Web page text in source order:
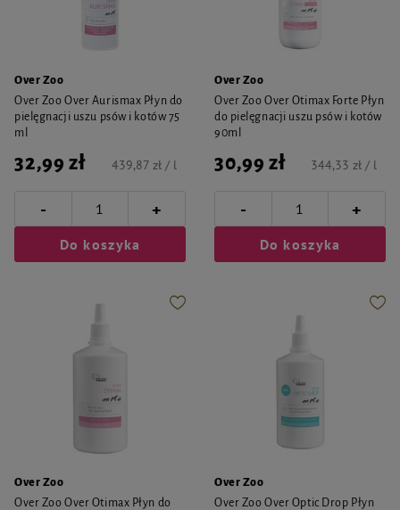
Over Zoo
Over Zoo Over Aurismax Płyn do
pielęgnacji uszu psów i kotów 75
ml
32,99 zł 439,87 zł / l
- +
Do koszyka
Over Zoo
Over Zoo Over Otimax Forte Płyn
do pielęgnacji uszu psów i kotów
90ml
30,99 zł 344,33 zł / l
- +
Do koszyka
Over Zoo
Over Zoo Over Otimax Płyn do
Over Zoo
Over Zoo Over Optic Drop Płyn